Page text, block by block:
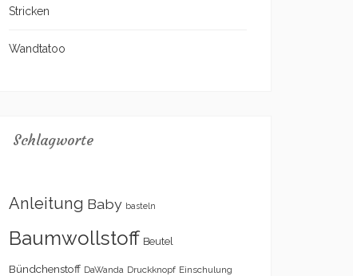
Stricken
Wandtatoo
Schlagworte
Anleitung Baby basteln
Baumwollstoff Beutel
Bündchenstoff DaWanda Druckknopf Einschulung